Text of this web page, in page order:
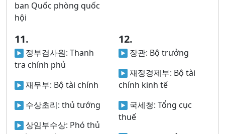
ban Quốc phòng quốc
hội
11.
정부검사원: Thanh
tra chính phủ
재무부: Bộ tài chính
수상초리: thủ tướng
상임부수상: Phó thủ
12.
장관: Bộ trưởng
재정경제부: Bộ tài
chính kinh tế
국세청: Tổng cục
thuế